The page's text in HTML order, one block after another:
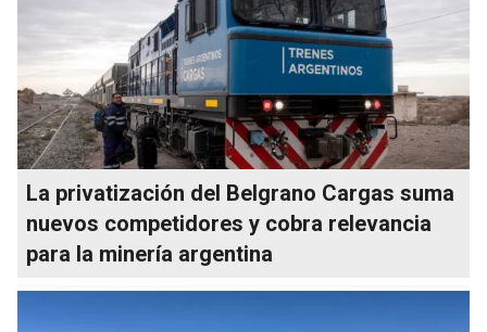
La privatización del Belgrano Cargas suma
nuevos competidores y cobra relevancia
para la minería argentina